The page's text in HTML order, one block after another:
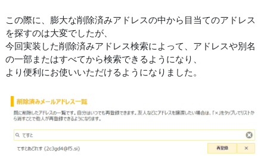
この際に、膨大な削除済みアドレスの中から目当てのアドレス
を探すのは大変でしたが、
今回実装した削除済みアドレス検索によって、アドレスや別名
の一部またはすべてから検索できるようになり、
より便利にお使いいただけるようになりました。